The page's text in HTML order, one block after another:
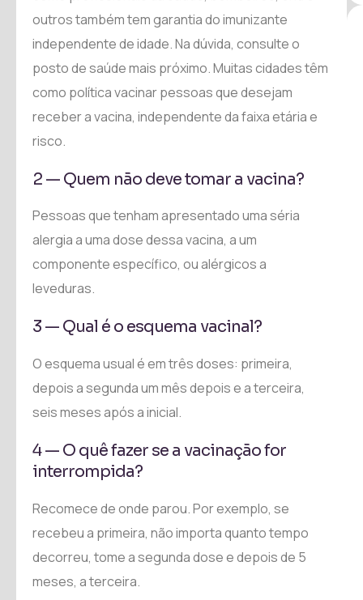
outros também tem garantia do imunizante
independente de idade. Na dúvida, consulte o
posto de saúde mais próximo. Muitas cidades têm
como política vacinar pessoas que desejam
receber a vacina, independente da faixa etária e
risco.
2 — Quem não deve tomar a vacina?
Pessoas que tenham apresentado uma séria
alergia a uma dose dessa vacina, a um
componente específico, ou alérgicos a
leveduras.
3 — Qual é o esquema vacinal?
O esquema usual é em três doses: primeira,
depois a segunda um mês depois e a terceira,
seis meses após a inicial.
4 — O quê fazer se a vacinação for
interrompida?
Recomece de onde parou. Por exemplo, se
recebeu a primeira, não importa quanto tempo
decorreu, tome a segunda dose e depois de 5
meses, a terceira.